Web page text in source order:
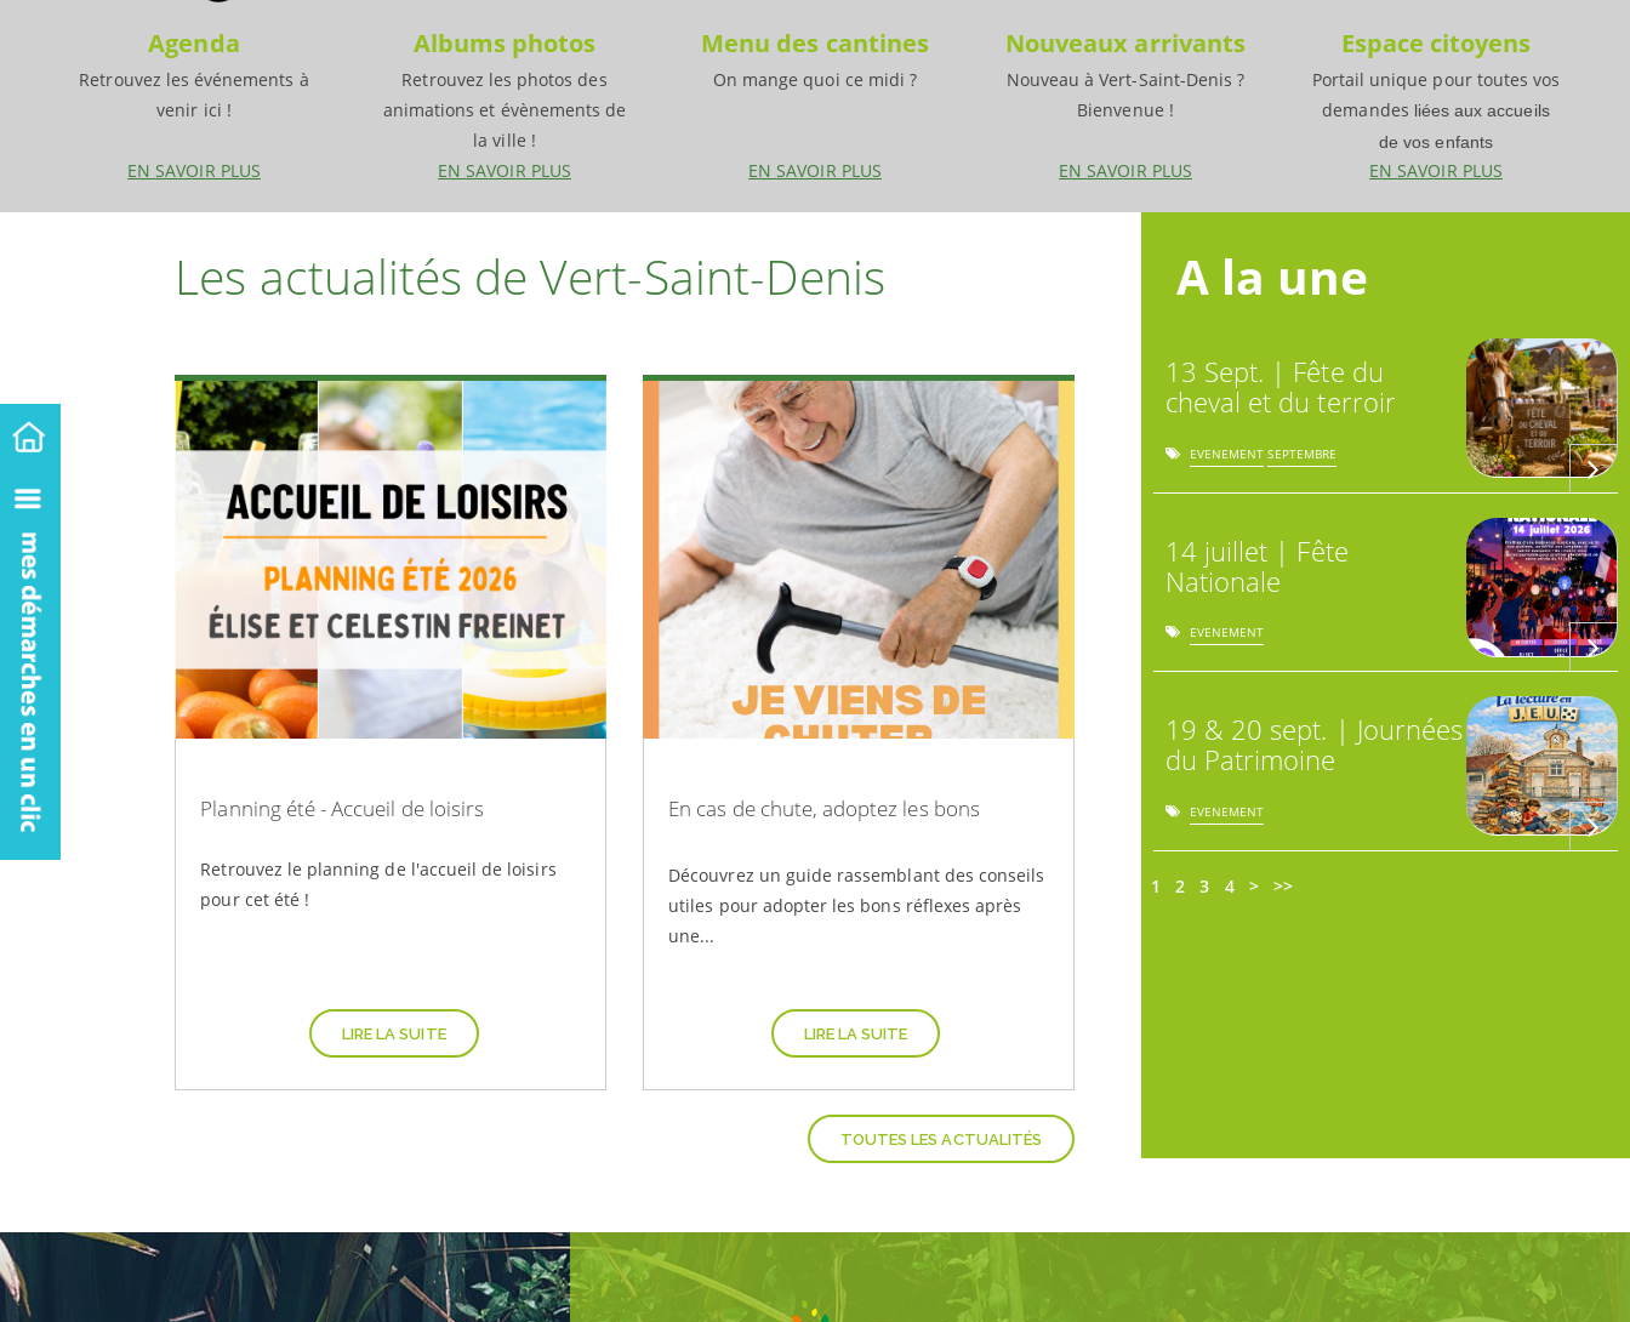
Agenda
Retrouvez les événements à
venir ici !
EN SAVOIR PLUS
Albums photos
Retrouvez les photos des
animations et évènements de
la ville !
EN SAVOIR PLUS
Menu des cantines
On mange quoi ce midi ?
EN SAVOIR PLUS
Nouveaux arrivants
Nouveau à Vert-Saint-Denis ?
Bienvenue !
EN SAVOIR PLUS
Espace citoyens
Portail unique pour toutes vos
demandes liées aux accueils
de vos enfants
EN SAVOIR PLUS
Les actualités de Vert-Saint-Denis
Planning été - Accueil de loisirs
Retrouvez le planning de l'accueil de loisirs
pour cet été !
LIRE LA SUITE
En cas de chute, adoptez les bons
Découvrez un guide rassemblant des conseils
utiles pour adopter les bons réflexes après
une...
LIRE LA SUITE
TOUTES LES ACTUALITÉS
A la une
13 Sept. | Fête du
cheval et du terroir
EVENEMENT SEPTEMBRE
14 juillet | Fête
Nationale
EVENEMENT
19 & 20 sept. | Journées
du Patrimoine
EVENEMENT
1 2 3 4 > >>